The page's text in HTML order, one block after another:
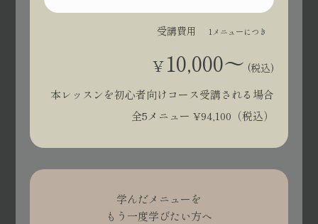
受講費用 1メニューにつき
¥ 10,000〜 (税込)
本レッスンを初心者向けコース受講される場合
全5メニュー ¥94,100（税込）
学んだメニューを
もう一度学びたい方へ